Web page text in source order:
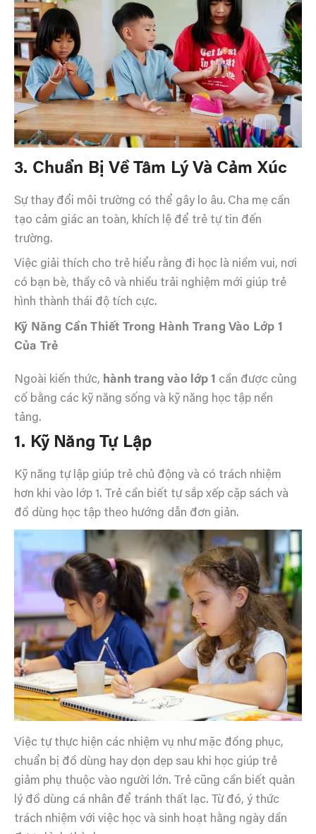
3. Chuẩn Bị Về Tâm Lý Và Cảm Xúc
Sự thay đổi môi trường có thể gây lo âu. Cha mẹ cần
tạo cảm giác an toàn, khích lệ để trẻ tự tin đến
trường.
Việc giải thích cho trẻ hiểu rằng đi học là niềm vui, nơi
có bạn bè, thầy cô và nhiều trải nghiệm mới giúp trẻ
hình thành thái độ tích cực.
Kỹ Năng Cần Thiết Trong Hành Trang Vào Lớp 1
Của Trẻ
Ngoài kiến thức, hành trang vào lớp 1 cần được củng
cố bằng các kỹ năng sống và kỹ năng học tập nền
tảng.
1. Kỹ Năng Tự Lập
Kỹ năng tự lập giúp trẻ chủ động và có trách nhiệm
hơn khi vào lớp 1. Trẻ cần biết tự sắp xếp cặp sách và
đồ dùng học tập theo hướng dẫn đơn giản.
Việc tự thực hiện các nhiệm vụ như mặc đồng phục,
chuẩn bị đồ dùng hay dọn dẹp sau khi học giúp trẻ
giảm phụ thuộc vào người lớn. Trẻ cũng cần biết quản
lý đồ dùng cá nhân để tránh thất lạc. Từ đó, ý thức
trách nhiệm với việc học và sinh hoạt hằng ngày dần